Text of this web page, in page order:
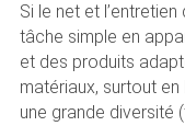
Si le net et
tâche simple en
et des produits
matériaux, surtout
une grande diversité